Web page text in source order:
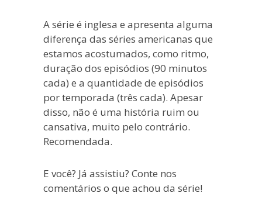
A série é inglesa e apresenta alguma
diferença das séries americanas que
estamos acostumados, como ritmo,
duração dos episódios (90 minutos
cada) e a quantidade de episódios
por temporada (três cada). Apesar
disso, não é uma história ruim ou
cansativa, muito pelo contrário.
Recomendada.
E você? Já assistiu? Conte nos
comentários o que achou da série!